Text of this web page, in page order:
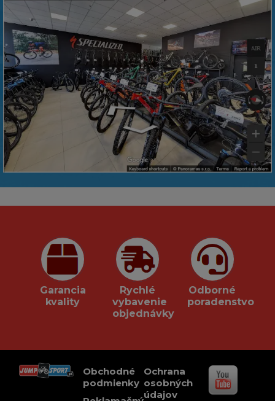
Garancia
kvality
Rychlé
vybavenie
objednávky
Odborné
poradenstvo
Obchodné
podmienky
Ochrana
osobných
údajov